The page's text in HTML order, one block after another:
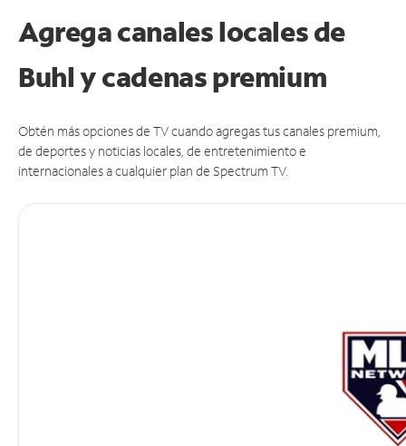
Agrega canales locales de
Buhl y cadenas premium
Obtén más opciones de TV cuando agregas tus canales premium,
de deportes y noticias locales, de entretenimiento e
internacionales a cualquier plan de Spectrum TV.